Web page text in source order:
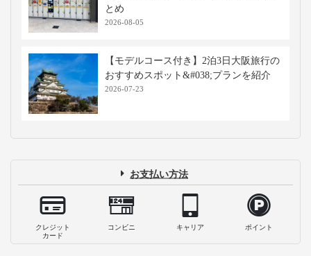
とめ
2026-08-05
【モデルコース付き】2泊3日大阪旅行の
おすすめスポット&#038;プランを紹介
2026-07-23
お支払い方法
クレジット
カード
コンビニ キャリア ポイント